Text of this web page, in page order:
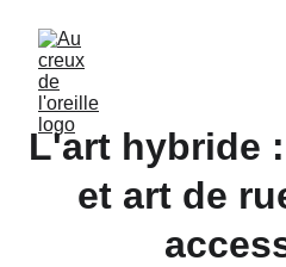
L'art hybride
et art de